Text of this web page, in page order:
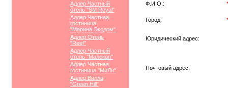
Адлер Частный
отель "SM Royal"
Адлер Частная
гостиница
"Марина Экодом"
Адлер Отель
"Reef"
Адлер Частный
отель "Малекон"
Адлер Частная
гостиница "МиЛи"
Адлер Вилла
"Green Hill"
Ф.И.О.: *
Город: *
Юридический адрес:
Почтовый адрес: